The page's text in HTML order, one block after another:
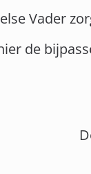
Vader
de